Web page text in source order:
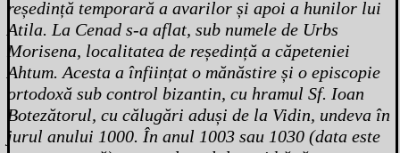
reședință temporară a avarilor și apoi a hunilor lui
Atila. La Cenad s-a aflat, sub numele de Urbs
Morisena, localitatea de reședință a căpeteniei
Ahtum. Acesta a înființat o mănăstire și o episcopie
ortodoxă sub control bizantin, cu hramul Sf. Ioan
Botezătorul, cu călugări aduși de la Vidin, undeva în
jurul anului 1000. În anul 1003 sau 1030 (data este